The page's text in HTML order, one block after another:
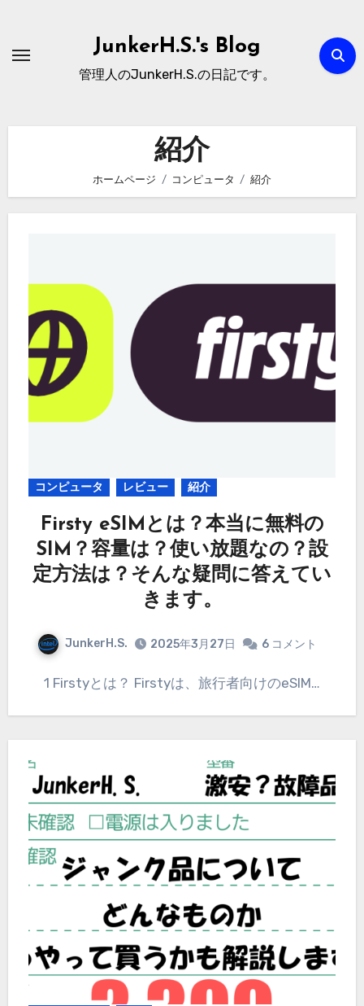
JunkerH.S.'s Blog
管理人のJunkerH.S.の日記です。
紹介
ホームページ コンピュータ 紹介
コンピュータ レビュー 紹介
Firsty eSIMとは？本当に無料の
SIM？容量は？使い放題なの？設
定方法は？そんな疑問に答えてい
きます。
JunkerH.S. 2025年3月27日 6 コメント
1 Firstyとは？ Firstyは、旅行者向けのeSIM…